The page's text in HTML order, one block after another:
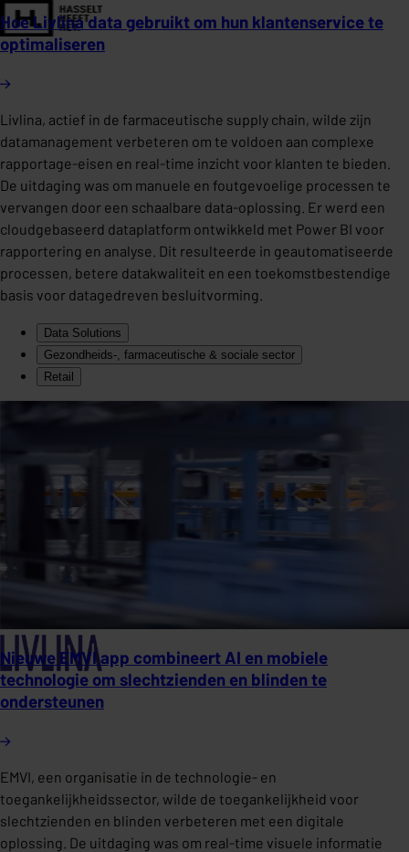
Hoe Livlina data gebruikt om hun klantenservice te
optimaliseren
Livlina, actief in de farmaceutische supply chain, wilde zijn
datamanagement verbeteren om te voldoen aan complexe
rapportage-eisen en real-time inzicht voor klanten te bieden.
De uitdaging was om manuele en foutgevoelige processen te
vervangen door een schaalbare data-oplossing. Er werd een
cloudgebaseerd dataplatform ontwikkeld met Power BI voor
rapportering en analyse. Dit resulteerde in geautomatiseerde
processen, betere datakwaliteit en een toekomstbestendige
basis voor datagedreven besluitvorming.
Data Solutions
Gezondheids-, farmaceutische & sociale sector
Retail
Nieuwe EMVI app combineert AI en mobiele
technologie om slechtzienden en blinden te
ondersteunen
EMVI, een organisatie in de technologie- en
toegankelijkheidssector, wilde de toegankelijkheid voor
slechtzienden en blinden verbeteren met een digitale
oplossing. De uitdaging was om real-time visuele informatie